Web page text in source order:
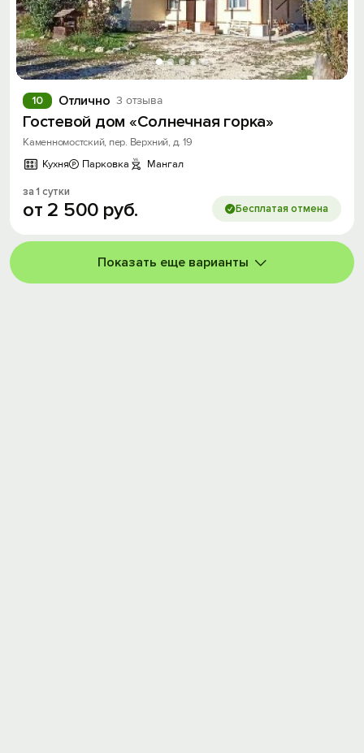
Отлично 3 отзыва
10
Гостевой дом «Солнечная горка»
Каменномостский, пер. Верхний, д. 19
Кухня
Парковка Мангал
за 1 сутки
от 2 500 руб. Бесплатая отмена
Показать еще варианты